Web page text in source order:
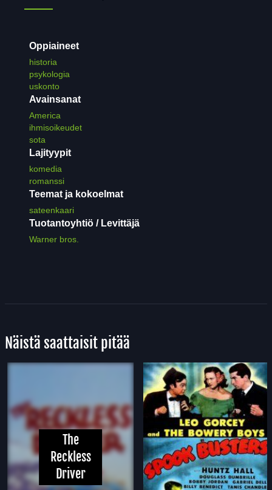
Oppiaineet
historia
psykologia
uskonto
Avainsanat
America
ihmisoikeudet
sota
Lajityypit
komedia
romanssi
Teemat ja kokoelmat
sateenkaari
Tuotantoyhtiö / Levittäjä
Warner bros.
Näistä saattaisit pitää
The
Reckless
Driver